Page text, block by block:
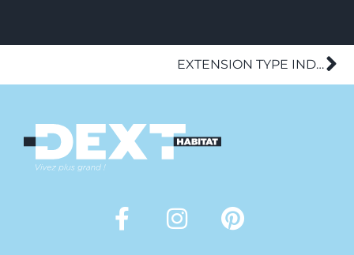
EXTENSION TYPE INDUSTRIELLE SUR PILOTIS